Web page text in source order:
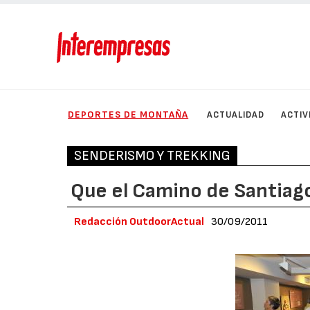
DEPORTES DE MONTAÑA ACTUALIDAD
SENDERISMO Y TREKKING
Que el Camino de
Redacción OutdoorActual 30/09/2011